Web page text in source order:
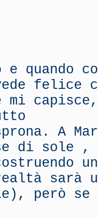
e quando
felice
mi
A
di sole , a
sarà
però se